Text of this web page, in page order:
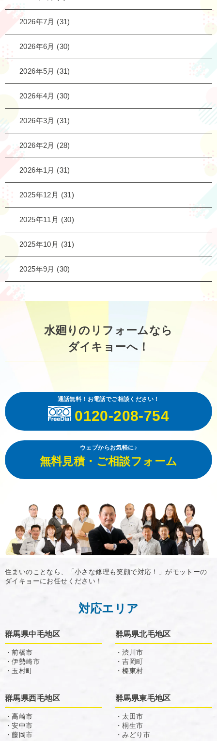
2026年7月 (31)
2026年6月 (30)
2026年5月 (31)
2026年4月 (30)
2026年3月 (31)
2026年2月 (28)
2026年1月 (31)
2025年12月 (31)
2025年11月 (30)
2025年10月 (31)
2025年9月 (30)
水廻りのリフォームなら
ダイキョーへ！
通話無料！お電話でご相談ください！
0120-208-754
ウェブからお気軽に♪
無料見積・ご相談フォーム
住まいのことなら、「小さな修理も笑顔で対応！」がモットーの
ダイキョーにお任せください！
対応エリア
群馬県中毛地区
・前橋市
・伊勢崎市
・玉村町
群馬県北毛地区
・渋川市
・吉岡町
・榛東村
群馬県西毛地区
・高崎市
・安中市
・藤岡市
群馬県東毛地区
・太田市
・桐生市
・みどり市